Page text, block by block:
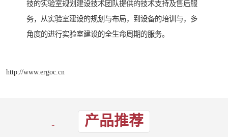
技的实验室规划建设技术团队提供的技术支持及售后服
务，从实验室建设的规划与布局，到设备的培训与，多
角度的进行实验室建设的全生命周期的服务。
http://www.ergoc.cn
产品推荐